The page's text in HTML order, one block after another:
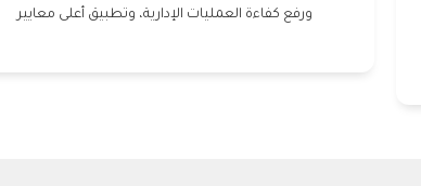
ورفع كفاءة العمليات الإدارية، وتطبيق أعلى معايير